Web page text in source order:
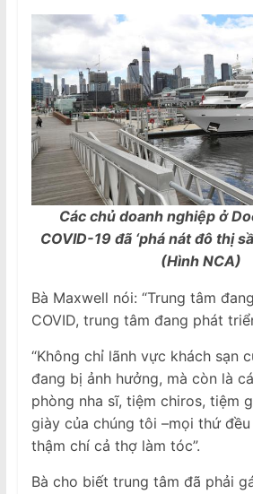
Các chủ doanh nghiệp ở
COVID-19 đã ‘phá nát đô thị
(Hình NCA)
Bà Maxwell nói: “Trung tâm
COVID, trung tâm đang phát
“Không chỉ lãnh vực khách sạn
đang bị ảnh hưởng, mà còn là
phòng nha sĩ, tiệm chiros, tiệm
giày của chúng tôi –mọi thứ
thậm chí cả thợ làm tóc”.
Bà cho biết trung tâm đã phải